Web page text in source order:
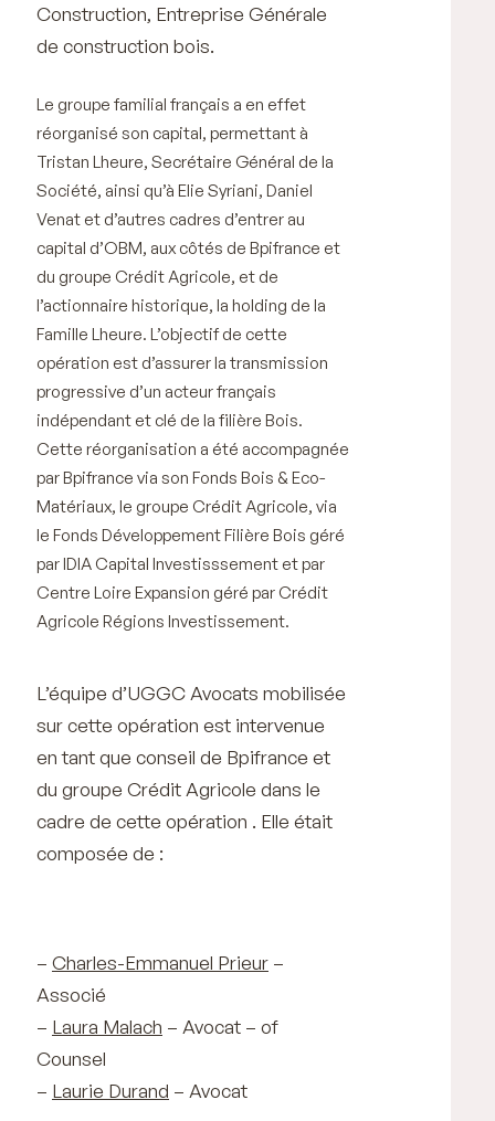
Construction, Entreprise Générale
de construction bois.
Le groupe familial français a en effet
réorganisé son capital, permettant à
Tristan Lheure, Secrétaire Général de la
Société, ainsi qu’à Elie Syriani, Daniel
Venat et d’autres cadres d’entrer au
capital d’OBM, aux côtés de Bpifrance et
du groupe Crédit Agricole, et de
l’actionnaire historique, la holding de la
Famille Lheure. L’objectif de cette
opération est d’assurer la transmission
progressive d’un acteur français
indépendant et clé de la filière Bois.
Cette réorganisation a été accompagnée
par Bpifrance via son Fonds Bois & Eco-
Matériaux, le groupe Crédit Agricole, via
le Fonds Développement Filière Bois géré
par IDIA Capital Investisssement et par
Centre Loire Expansion géré par Crédit
Agricole Régions Investissement.
L’équipe d’UGGC Avocats mobilisée
sur cette opération est intervenue
en tant que conseil de Bpifrance et
du groupe Crédit Agricole dans le
cadre de cette opération . Elle était
composée de :
– Charles-Emmanuel Prieur –
Associé
– Laura Malach – Avocat – of
Counsel
– Laurie Durand – Avocat